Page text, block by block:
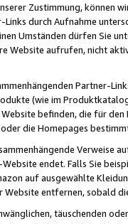
Zustimmung, können
durch Aufnahme
Umständen dürfen Sie
Website aufrufen, nicht
Partner-
(wie im
befinden, die für
die Homepages
endet. Falls Sie
auf ausgewählte
Website entfernen, sobald
täuschenden